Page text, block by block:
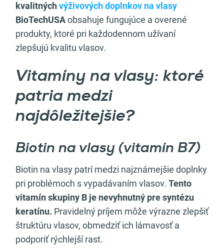
kvalitnýchvýživových doplnkov na vlasy
BioTechUSAobsahuje fungujúce a overené
produkty, ktoré pri každodennom užívaní
zlepšujú kvalitu vlasov.
Vitamíny na vlasy: ktoré
patria medzi
najdôležitejšie?
Biotin na vlasy (vitamín B7)
Biotin na vlasy patrí medzi najznámejšie doplnky
pri problémoch s vypadávaním vlasov. Tento
vitamín skupiny B je nevyhnutný pre syntézu
keratínu. Pravidelný príjem môže výrazne zlepšiť
štruktúru vlasov, obmedziť ich lámavosť a
podporiť rýchlejší rast.